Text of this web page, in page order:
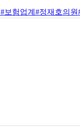
#보험업계 #정재호의원